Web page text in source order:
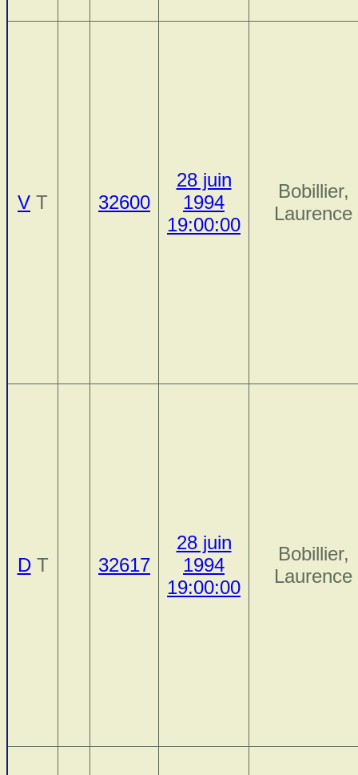
V T 32600
28 juin
1994
19:00:00
Bobillier,
Laurence
DT 32617
28 juin
1994
19:00:00
Bobillier,
Laurence